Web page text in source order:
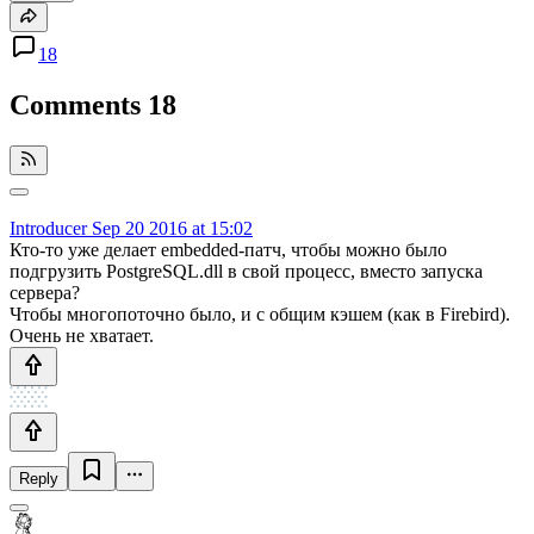
18
Comments 18
IntroducerSep 20 2016 at 15:02
Кто-то уже делает embedded-патч, чтобы можно было
подгрузить PostgreSQL.dll в свой процесс, вместо запуска
сервера?
Чтобы многопоточно было, и с общим кэшем (как в Firebird).
Очень не хватает.
Reply